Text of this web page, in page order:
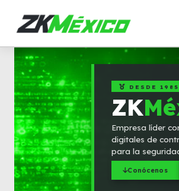
DESDE 1985
ZK
Empresa líder
digitales de
para la
Conócenos